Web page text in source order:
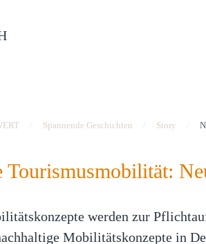
Spannende Geschichten Story
Tourismusmobilität:
werden zur
Mobilitätskonzepte in